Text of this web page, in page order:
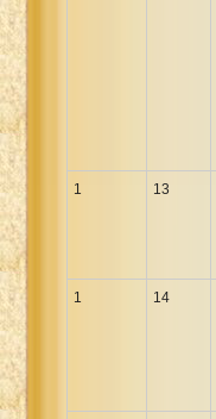
1 13
1 14